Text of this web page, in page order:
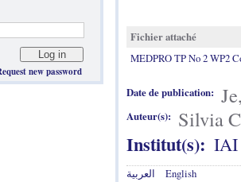
new password
Fichier attaché
MEDPRO TP No 2 WP2
Date de publication:
Auteur(s):
Silvia
Institut(s): IAI
العربية English